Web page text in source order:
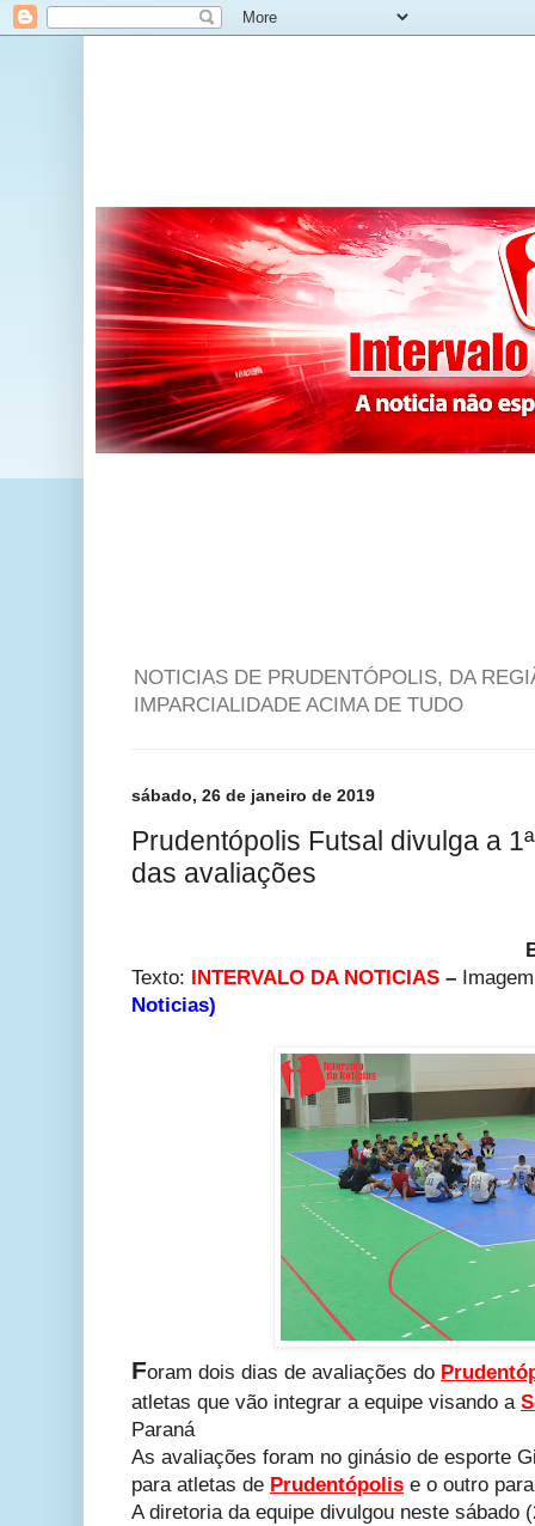
NOTICIAS DE PRUDENTÓPOLIS, DA
IMPARCIALIDADE ACIMA DE TUDO
sábado, 26 de janeiro de 2019
Prudentópolis Futsal divulga a
das avaliações
Texto: INTERVALO DA NOTICIAS –
Noticias)
Foram dois dias de avaliações do
atletas que vão integrar a equipe visando a
Paraná
As avaliações foram no ginásio de esporte
para atletas de Prudentópolis e o outro
A diretoria da equipe divulgou neste sábado